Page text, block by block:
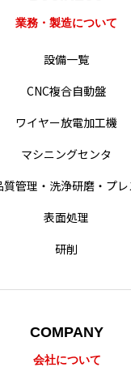
業務・製造について
設備一覧
CNC複合自動盤
ワイヤー放電加工機
マシニングセンタ
質管理・洗浄研磨・プレ
表面処理
研削
COMPANY
会社について